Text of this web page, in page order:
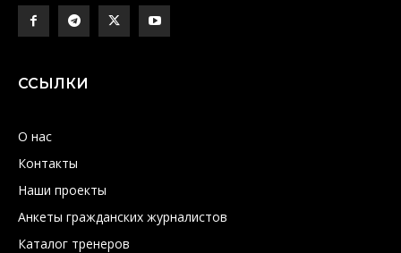
ССЫЛКИ
О нас
Контакты
Наши проекты
Анкеты гражданских журналистов
Каталог тренеров